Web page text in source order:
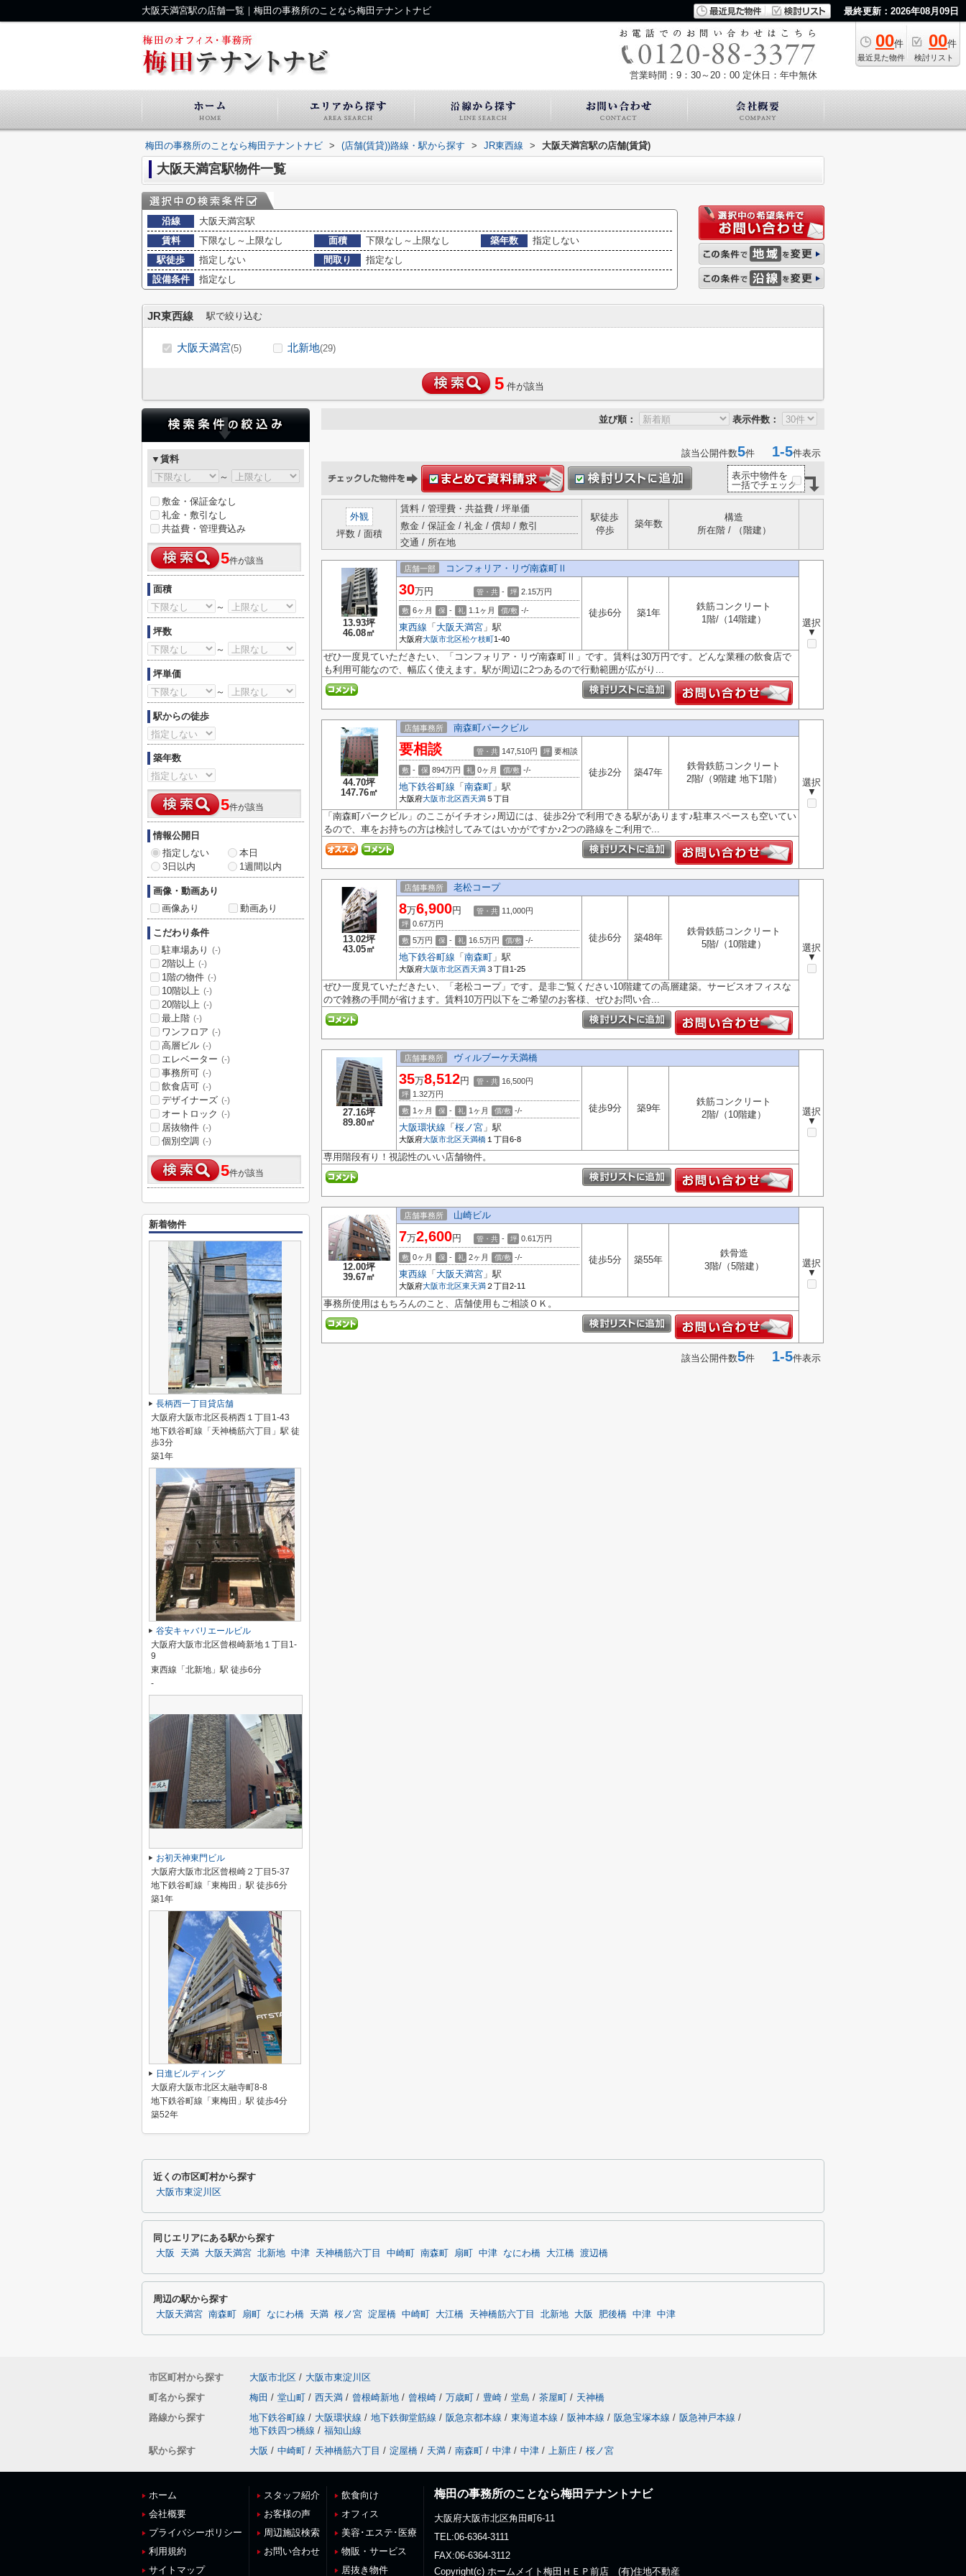
大阪天満宮駅の店舗一覧｜梅田の事務所のことなら梅田テナントナビ 最終更新：2026年08月09日
00件
最近見た物件
00件
検討リスト
営業時間：9：30～20：00 定休日：年中無休
梅田の事務所のことなら梅田テナントナビ > (店舗(賃貸))路線・駅から探す > JR東西線 > 大阪天満宮駅の店舗(賃貸)
大阪天満宮駅物件一覧
沿線
大阪天満宮駅
賃料
下限なし～上限なし 面積 下限なし～上限なし 築年数
指定しない
駅徒歩
指定しない 間取り
指定なし
設備条件
指定なし
JR東西線 駅で絞り込む
大阪天満宮(5) 北新地(29)
5 件が該当
並び順： 表示件数：
該当公開件数5件 1-5件表示
表示中物件を
一括でチェック
外観
坪数 / 面積
賃料 / 管理費・共益費 / 坪単価
敷金 / 保証金 / 礼金 / 償却 / 敷引
交通 / 所在地
駅徒歩
停歩
築年数
構造
所在階 / （階建）
13.93坪
46.08㎡
店舗一部 コンフォリア・リヴ南森町Ⅱ
選択
▼
30万円 管・共 - 坪 2.15万円
敷 6ヶ月 保 - 礼 1.1ヶ月 償/敷 -/-
東西線 「 大阪天満宮 」駅
大阪府大阪市北区松ケ枝町1-40
徒歩6分 築1年
鉄筋コンクリート
1階/（14階建）
ぜひ一度見ていただきたい、「コンフォリア・リヴ南森町Ⅱ」です。賃料は30万円です。どんな業種の飲食店で
も利用可能なので、幅広く使えます。駅が周辺に2つあるので行動範囲が広がり...
44.70坪
147.76㎡
店舗事務所 南森町パークビル
選択
▼
要相談 管・共 147,510円 坪 要相談
敷 - 保 894万円 礼 0ヶ月 償/敷 -/-
地下鉄谷町線 「 南森町 」駅
大阪府大阪市北区西天満 ５丁目
徒歩2分 築47年
鉄骨鉄筋コンクリート
2階/（9階建 地下1階）
「南森町パークビル」のここがイチオシ♪周辺には、徒歩2分で利用できる駅があります♪駐車スペースも空いてい
るので、車をお持ちの方は検討してみてはいかがですか♪2つの路線をご利用で...
13.02坪
43.05㎡
店舗事務所 老松コープ
選択
▼
8万6,900円 管・共 11,000円
坪 0.67万円
敷 5万円 保 - 礼 16.5万円 償/敷 -/-
地下鉄谷町線 「 南森町 」駅
大阪府大阪市北区西天満３丁目1-25
徒歩6分 築48年
鉄骨鉄筋コンクリート
5階/（10階建）
ぜひ一度見ていただきたい、「老松コープ」です。是非ご覧ください10階建ての高層建築。サービスオフィスな
ので雑務の手間が省けます。賃料10万円以下をご希望のお客様、ぜひお問い合...
27.16坪
89.80㎡
店舗事務所 ヴィルブーケ天満橋
選択
▼
35万8,512円 管・共 16,500円
坪 1.32万円
敷 1ヶ月 保 - 礼 1ヶ月 償/敷 -/-
大阪環状線 「 桜ノ宮 」駅
大阪府大阪市北区天満橋 １丁目6-8
徒歩9分 築9年
鉄筋コンクリート
2階/（10階建）
専用階段有り！視認性のいい店舗物件。
12.00坪
39.67㎡
店舗事務所 山崎ビル
選択
▼
7万2,600円 管・共 - 坪 0.61万円
敷 0ヶ月 保 - 礼 2ヶ月 償/敷 -/-
東西線 「 大阪天満宮 」駅
大阪府大阪市北区東天満 ２丁目2-11
徒歩5分 築55年
鉄骨造
3階/（5階建）
事務所使用はもちろんのこと、店舗使用もご相談ＯＫ。
該当公開件数5件 1-5件表示
▼賃料
～
敷金・保証金なし
礼金・敷引なし
共益費・管理費込み
5件が該当
面積
～
坪数
～
坪単価
～
駅からの徒歩
築年数
5件が該当
情報公開日
指定しない
本日
3日以内
1週間以内
画像・動画あり
画像あり
動画あり
こだわり条件
駐車場あり
(-)
2階以上 (-)
1階の物件 (-)
10階以上 (-)
20階以上 (-)
最上階 (-)
ワンフロア (-)
高層ビル (-)
エレベーター (-)
事務所可 (-)
飲食店可 (-)
デザイナーズ (-)
オートロック (-)
居抜物件 (-)
個別空調 (-)
5件が該当
新着物件
長柄西一丁目貸店舗
大阪府大阪市北区長柄西１丁目1-43
地下鉄谷町線「天神橋筋六丁目」駅 徒
歩3分
築1年
谷安キャバリエールビル
大阪府大阪市北区曾根崎新地１丁目1-
9
東西線「北新地」駅 徒歩6分
-
お初天神東門ビル
大阪府大阪市北区曾根崎２丁目5-37
地下鉄谷町線「東梅田」駅 徒歩6分
築1年
日進ビルディング
大阪府大阪市北区太融寺町8-8
地下鉄谷町線「東梅田」駅 徒歩4分
築52年
近くの市区町村から探す
大阪市東淀川区
同じエリアにある駅から探す
大阪 天満 大阪天満宮 北新地 中津 天神橋筋六丁目 中崎町 南森町 扇町 中津 なにわ橋 大江橋 渡辺橋
周辺の駅から探す
大阪天満宮 南森町 扇町 なにわ橋 天満 桜ノ宮 淀屋橋 中崎町 大江橋 天神橋筋六丁目 北新地 大阪 肥後橋 中津 中津
市区町村から探す 大阪市北区 / 大阪市東淀川区
町名から探す
梅田 / 堂山町 / 西天満 / 曾根崎新地 / 曾根崎 / 万歳町 / 豊崎 / 堂島 / 茶屋町 / 天神橋
路線から探す
地下鉄谷町線 / 大阪環状線 / 地下鉄御堂筋線 / 阪急京都本線 / 東海道本線 / 阪神本線 / 阪急宝塚本線 / 阪急神戸本線 /
地下鉄四つ橋線 / 福知山線
駅から探す
大阪 / 中崎町 / 天神橋筋六丁目 / 淀屋橋 / 天満 / 南森町 / 中津 / 中津 / 上新庄 / 桜ノ宮
ホーム
会社概要
プライバシーポリシー
利用規約
サイトマップ
スタッフ紹介
お客様の声
周辺施設検索
お問い合わせ
飲食向け
オフィス
美容･エステ･医療
物販・サービス
居抜き物件
梅田の事務所のことなら梅田テナントナビ
大阪府大阪市北区角田町6-11
TEL:06-6364-3111
FAX:06-6364-3112
Copyright(c) ホームメイト梅田ＨＥＰ前店 (有)住地不動産